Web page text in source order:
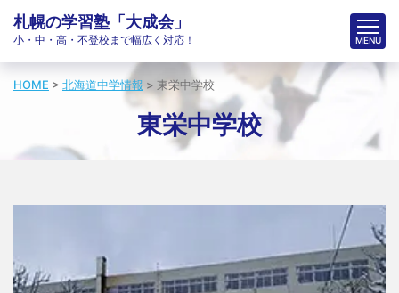
札幌の学習塾「大成会」
小・中・高・不登校まで幅広く対応！
HOME > 北海道中学情報 > 東栄中学校
東栄中学校